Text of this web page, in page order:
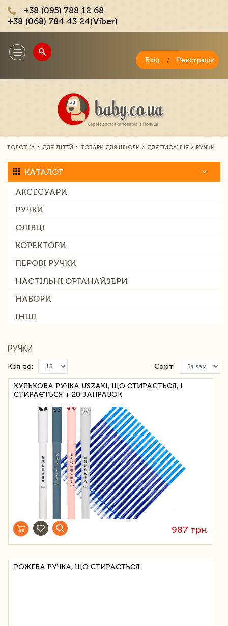
+38 (095) 788 12 68
+38 (068) 784 43 24(Viber)
Toggle
navigation
Вхід / Реєстрація
ГОЛОВНА ДЛЯ ДІТЕЙ ТОВАРИ ДЛЯ ШКОЛИ ДЛЯ ПИСАННЯ РУЧКИ
КАТАЛОГ
АКСЕСУАРИ
РУЧКИ
ОЛІВЦІ
КОРЕКТОРИ
ПЕРОВІ РУЧКИ
НАСТІЛЬНІ ОРГАНАЙЗЕРИ
НАБОРИ
ІНШІ
РУЧКИ
Кол-во: Сорт:
КУЛЬКОВА РУЧКА USZAKI, ЩО СТИРАЄТЬСЯ, І
СТИРАЄТЬСЯ + 20 ЗАПРАВОК
987 грн
РОЖЕВА РУЧКА, ЩО СТИРАЄТЬСЯ